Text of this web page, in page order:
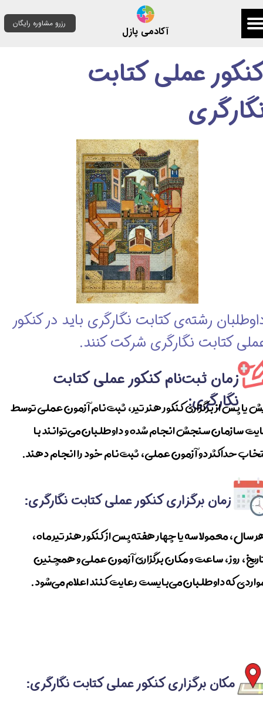
آکادمی پازل
رزرو مشاوره رایگان
عملی کتابت
رشته‌ی کتابت نگارگری باید در کنکور
کتابت نگارگری شرکت کنند.
زمان ثبت‌نام کنکور عملی کتابت
نگارگری:
یا پس از برگزاری کنکور هنر تیر، ثبت‌نام آزمون عملی توسط
سازمان سنجش انجام شده و داوطلبان می‌توانند با
حداکثر دو آزمون عملی، ثبت‌نام خود را انجام دهند.
زمان برگزاری کنکور عملی کتابت نگارگری:
سال، معمولا سه یا چهار هفته پس از کنکور هنر تیر ماه،
روز، ساعت و مکان برگزاری آزمون عملی و همچنین
که داوطلبان می‌بایست رعایت کنند اعلام می‌شود.
مکان برگزاری کنکور عملی کتابت نگارگری: